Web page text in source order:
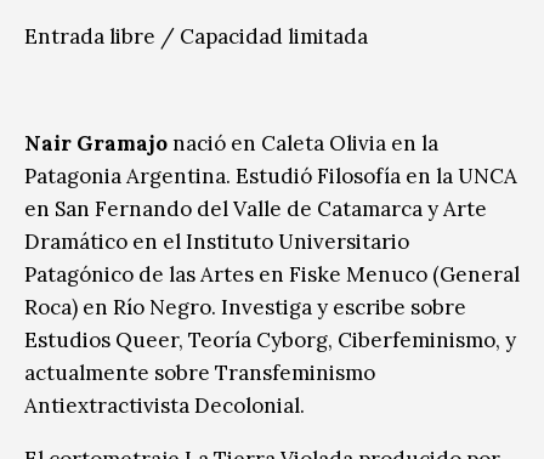
Entrada libre / Capacidad limitada
Nair Gramajonació en Caleta Olivia en la
Patagonia Argentina. Estudió Filosofía en la UNCA
en San Fernando del Valle de Catamarca y Arte
Dramático en el Instituto Universitario
Patagónico de las Artes en Fiske Menuco (General
Roca) en Río Negro. Investiga y escribe sobre
Estudios Queer, Teoría Cyborg, Ciberfeminismo, y
actualmente sobre Transfeminismo
Antiextractivista Decolonial.